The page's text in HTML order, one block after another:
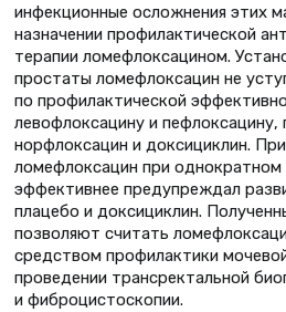
инфекционные осложнения этих
назначении профилактической
терапии ломефлоксацином.
простаты ломефлоксацин не
по профилактической
левофлоксацину и пефлоксацину,
норфлоксацин и доксициклин.
ломефлоксацин при однократном
эффективнее предупреждал
плацебо и доксициклин.
позволяют считать
средством профилактики
проведении трансректальной
и фиброцистоскопии.